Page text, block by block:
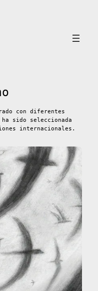
con diferentes
sido seleccionada
internacionales.